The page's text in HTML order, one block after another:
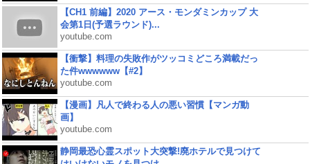
【CH1 前編】2020 アース・モンダミンカップ 大
会第1日(予選ラウンド)...
youtube.com
【衝撃】料理の失敗作がツッコミどころ満載だっ
た件wwwwww【#2】
youtube.com
【漫画】凡人で終わる人の悪い習慣【マンガ動
画】
youtube.com
静岡最恐心霊スポット大突撃!廃ホテルで見つけて